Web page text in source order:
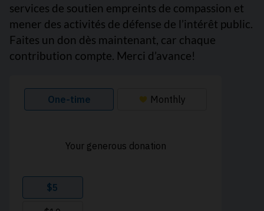
services de soutien empreints de compassion et
mener des activités de défense de l’intérêt public.
Faites un don dès maintenant, car chaque
contribution compte. Merci d’avance!